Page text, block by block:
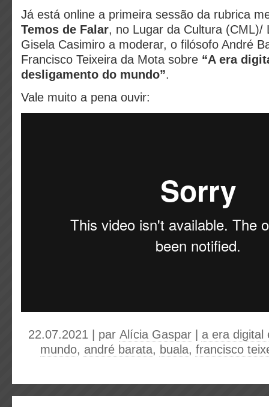
Já está online a primeira sessão da rubrica
Temos de Falar, no Lugar da Cultura (CML)/
Gisela Casimiro a moderar, o filósofo André
Francisco Teixeira da Mota sobre “A era
desligamento do mundo”.
Vale muito a pena ouvir:
22.07.2021 | par Alícia Gaspar
a era digital
mundo, andré barata, buala, francisco